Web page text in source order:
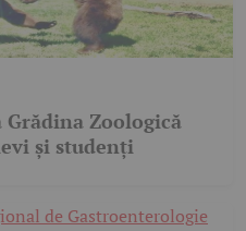
Zoologică
și studenți